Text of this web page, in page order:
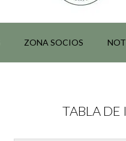
ZONA SOCIOS
TABLA